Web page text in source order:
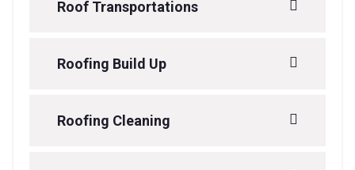
Roof Transportations
Roofing Build Up
Roofing Cleaning